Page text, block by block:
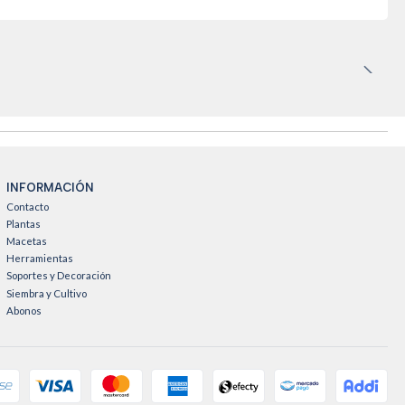
INFORMACIÓN
Contacto
Plantas
Macetas
Herramientas
Soportes y Decoración
Siembra y Cultivo
Abonos